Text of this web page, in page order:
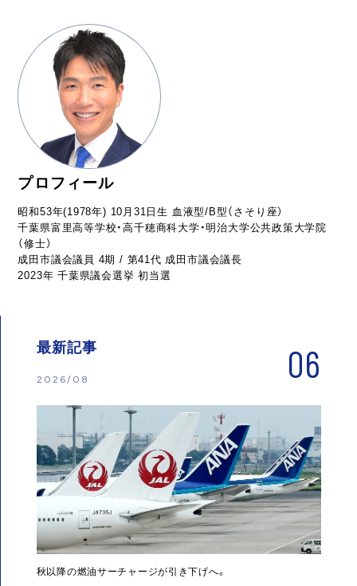
プロフィール
昭和53年(1978年) 10月31日生 血液型/B型（さそり座）
千葉県富里高等学校・高千穂商科大学・明治大学公共政策大学院
（修士）
成田市議会議員 4期 / 第41代 成田市議会議長
2023年 千葉県議会選挙 初当選
最新記事
2026/08 06
秋以降の燃油サーチャージが引き下げへ。